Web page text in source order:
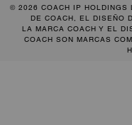
© 2026 COACH IP HOLDINGS
DE COACH, EL DISEÑO
LA MARCA COACH Y EL
COACH SON MARCAS